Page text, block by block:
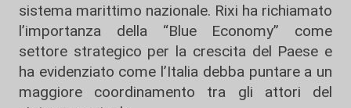
sistema marittimo nazionale. Rixi ha richiamato
l’importanza della “Blue Economy” come
settore strategico per la crescita del Paese e
ha evidenziato come l’Italia debba puntare a un
maggiore coordinamento tra gli attori del